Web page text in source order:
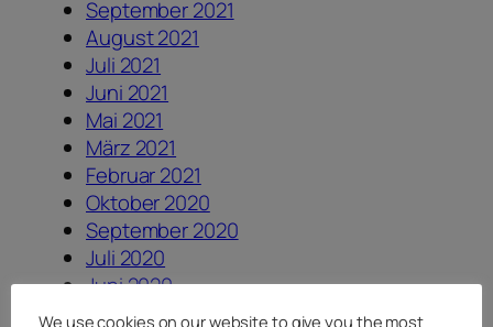
September 2021
August 2021
Juli 2021
Juni 2021
Mai 2021
März 2021
Februar 2021
Oktober 2020
September 2020
Juli 2020
Juni 2020
Mai 2020
We use cookies on our website to give you the most